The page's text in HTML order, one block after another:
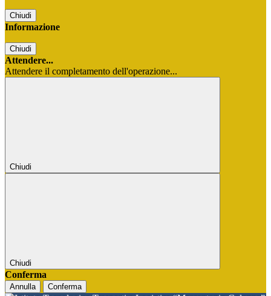
Chiudi
Informazione
Chiudi
Attendere...
Attendere il completamento dell'operazione...
Chiudi
Chiudi
Conferma
Annulla Conferma